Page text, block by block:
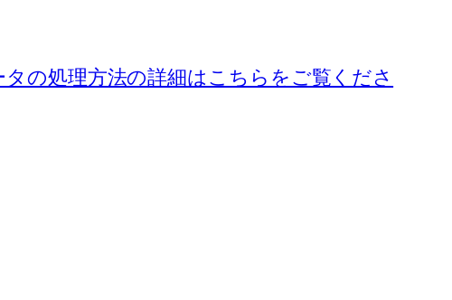
の処理方法の詳細はこちらをご覧くださ